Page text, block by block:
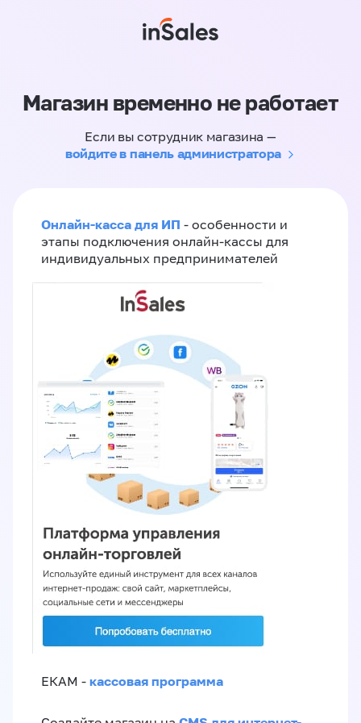
Магазин временно не работает
Если вы сотрудник магазина —
войдите в панель администратора
Онлайн-касса для ИП - особенности и
этапы подключения онлайн-кассы для
индивидуальных предпринимателей
ЕКАМ - кассовая программа